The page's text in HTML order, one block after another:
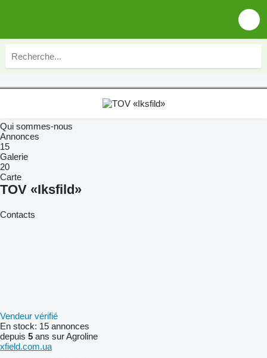
Qui sommes-nous
Annonces
15
Galerie
20
Carte
TOV «Iksfild»
Contacts
Vendeur vérifié
En stock: 15 annonces
depuis 5 ans sur Agroline
xfield.com.ua